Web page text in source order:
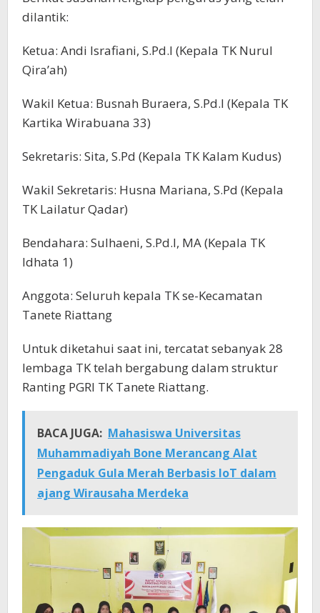
dilantik:
Ketua: Andi Israfiani, S.Pd.I (Kepala TK Nurul
Qira’ah)
Wakil Ketua: Busnah Buraera, S.Pd.I (Kepala TK
Kartika Wirabuana 33)
Sekretaris: Sita, S.Pd (Kepala TK Kalam Kudus)
Wakil Sekretaris: Husna Mariana, S.Pd (Kepala
TK Lailatur Qadar)
Bendahara: Sulhaeni, S.Pd.I, MA (Kepala TK
Idhata 1)
Anggota: Seluruh kepala TK se-Kecamatan
Tanete Riattang
Untuk diketahui saat ini, tercatat sebanyak 28
lembaga TK telah bergabung dalam struktur
Ranting PGRI TK Tanete Riattang.
BACA JUGA: Mahasiswa Universitas
Muhammadiyah Bone Merancang Alat
Pengaduk Gula Merah Berbasis IoT dalam
ajang Wirausaha Merdeka